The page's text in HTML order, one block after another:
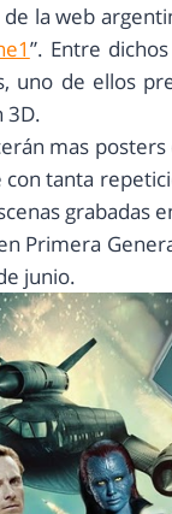
la web
”. Entre
uno de ellos
3D.
mas
con tanta
grabadas
Primera
junio.